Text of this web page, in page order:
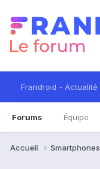
Frandroid - Actualité
Forums Équipe
Accueil Smartphones